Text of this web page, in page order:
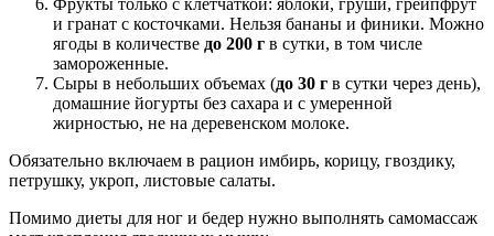
и гранат с косточками. Нельзя бананы и финики. Можно
ягоды в количестве до 200 г в сутки, в том числе
замороженные.
Сыры в небольших объемах (до 30 г в сутки через день),
домашние йогурты без сахара и с умеренной
жирностью, не на деревенском молоке.
Обязательно включаем в рацион имбирь, корицу, гвоздику,
петрушку, укроп, листовые салаты.
Помимо диеты для ног и бедер нужно выполнять самомассаж